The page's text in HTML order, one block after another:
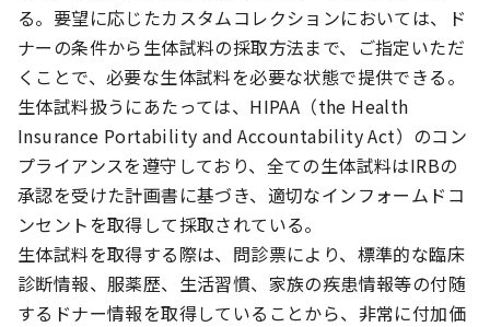
る。要望に応じたカスタムコレクションにおいては、ド
ナーの条件から生体試料の採取方法まで、ご指定いただ
くことで、必要な生体試料を必要な状態で提供できる。
生体試料扱うにあたっては、HIPAA（the Health
Insurance Portability and Accountability Act）のコン
プライアンスを遵守しており、全ての生体試料はIRBの
承認を受けた計画書に基づき、適切なインフォームドコ
ンセントを取得して採取されている。
生体試料を取得する際は、問診票により、標準的な臨床
診断情報、服薬歴、生活習慣、家族の疾患情報等の付随
するドナー情報を取得していることから、非常に付加価